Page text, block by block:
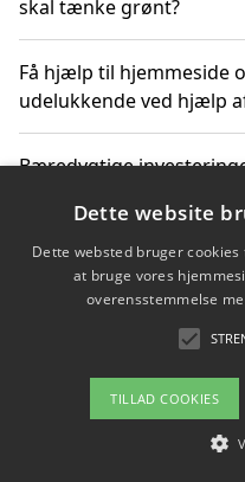
skal tænke grønt?
Få hjælp til hjemmeside
udelukkende ved hjælp
Bæredygtige
Sådan kan online
grønne investeringer
Copyright
Om / kontakt
Dette website
Dette websted bruger
at bruge vores
overensstemmelse
TILLAD COOKIES